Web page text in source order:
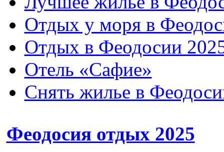
Отдых у моря в
Отдых в Феодосии
Отель «Сафие»
Снять жилье в
Феодосия отдых 2025